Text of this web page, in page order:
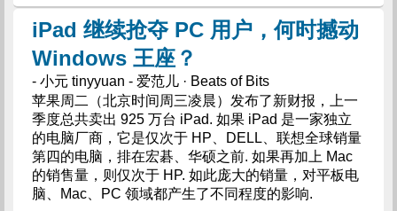
iPad 继续抢夺 PC 用户，何时撼动
Windows 王座？
- 小元 tinyyuan - 爱范儿 · Beats of Bits
苹果周二（北京时间周三凌晨）发布了新财报，上一
季度总共卖出 925 万台 iPad. 如果 iPad 是一家独立
的电脑厂商，它是仅次于 HP、DELL、联想全球销量
第四的电脑，排在宏碁、华硕之前. 如果再加上 Mac
的销售量，则仅次于 HP. 如此庞大的销量，对平板电
脑、Mac、PC 领域都产生了不同程度的影响.